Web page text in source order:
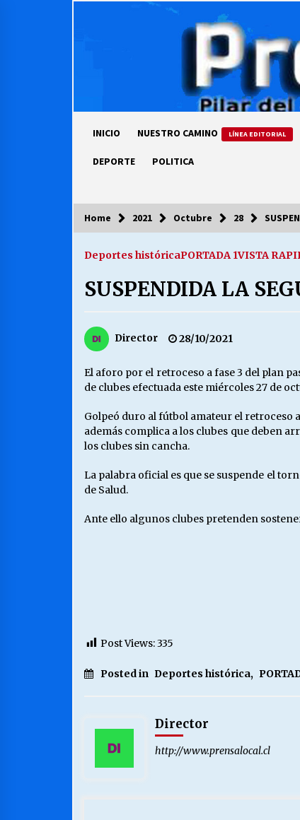
INICIO NUESTRO CAMINO LÍNEA EDITORIAL
DEPORTE POLITICA
COLUMNISTA
luz… ¿Y cuándo van a bajar?
03/08/2026
MUNICIPALIDAD,
CLIMA LABORAL:
16/06/2026
(Salvar Nuestras Almas)
Home 2021 Octubre 28
Deportes históricaPORTADA 1VISTA
SUSPENDIDA LA
Director 28/10/2021
El aforo por el retroceso a fase 3 del plan
de clubes efectuada este miércoles 27 de
Golpeó duro al fútbol amateur el retroceso
además complica a los clubes que deben
los clubes sin cancha.
La palabra oficial es que se suspende el
de Salud.
Ante ello algunos clubes pretenden
Post Views:335
Posted in Deportes histórica,
Director
http://www.prensalocal.cl